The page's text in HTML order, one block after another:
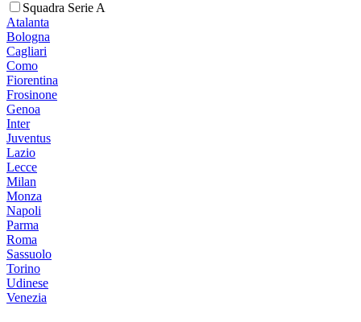
Squadra Serie A
Atalanta
Bologna
Cagliari
Como
Fiorentina
Frosinone
Genoa
Inter
Juventus
Lazio
Lecce
Milan
Monza
Napoli
Parma
Roma
Sassuolo
Torino
Udinese
Venezia